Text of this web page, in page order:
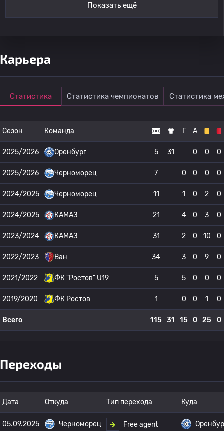
Показать ещё
Карьера
Статистика Статистика чемпионатов Статистика
Сезон Команда Г А
2025/2026 Оренбург 5 31 0 0 0
2025/2026 Черноморец 7 0 0 0 0
2024/2025 Черноморец 11 1 0 2 0
2024/2025 КАМАЗ 21 4 0 3 0
2023/2024 КАМАЗ 31 2 0 10 0
2022/2023 Ван 34 3 0 9 0
2021/2022 ФК "Ростов" U19 5 5 0 0 0
2019/2020 ФК Ростов 1 0 0 1 0
Всего 115 31 15 0 25 0
Переходы
Дата Откуда Тип перехода Куда
05.09.2025 Черноморец Free agent